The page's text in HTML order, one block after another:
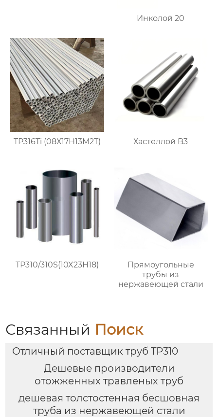
Инколой 20
TP316Ti (08Х17Н13М2Т) Хастеллой B3
TP310/310S(10X23H18)
Прямоугольные
трубы из
нержавеющей стали
Связанный Поиск
Отличный поставщик труб TP310
Дешевые производители
отожженных травленых труб
дешевая толстостенная бесшовная
труба из нержавеющей стали